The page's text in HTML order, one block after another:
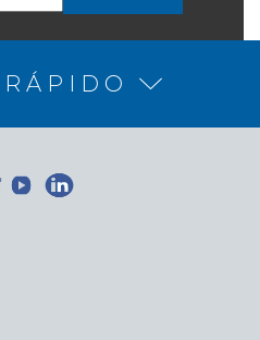
RÁPIDO